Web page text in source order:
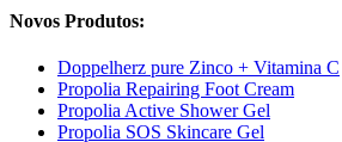
Novos Produtos:
Doppelherz pure Zinco + Vitamina C
Propolia Repairing Foot Cream
Propolia Active Shower Gel
Propolia SOS Skincare Gel